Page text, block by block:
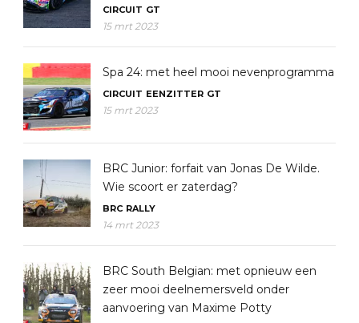
CIRCUIT GT
15 mrt 2023
Spa 24: met heel mooi nevenprogramma
CIRCUIT EENZITTER GT
15 mrt 2023
BRC Junior: forfait van Jonas De Wilde.
Wie scoort er zaterdag?
BRC RALLY
14 mrt 2023
BRC South Belgian: met opnieuw een
zeer mooi deelnemersveld onder
aanvoering van Maxime Potty